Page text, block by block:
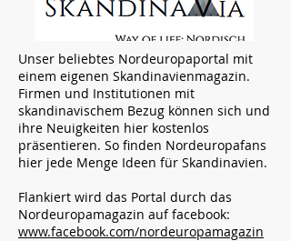
Unser beliebtes Nordeuropaportal mit
einem eigenen Skandinavienmagazin.
Firmen und Institutionen mit
skandinavischem Bezug können sich und
ihre Neuigkeiten hier kostenlos
präsentieren. So finden Nordeuropafans
hier jede Menge Ideen für Skandinavien.
Flankiert wird das Portal durch das
Nordeuropamagazin auf facebook:
www.facebook.com/nordeuropamagazin